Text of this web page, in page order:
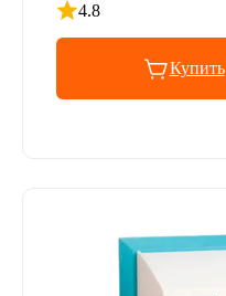
4.8
Рейтинг 4.8 из 5
Купить